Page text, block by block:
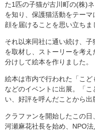
た1匹の子猫が古川町の(株)
を知り、保護猫活動をテー
顔を届けることを思い立ちま
それ以来同社に通い続け、
を取材し、ストーリーを考
分けして絵本を作りました。
絵本は市内で行われた「こど
などのイベントに出展。「
い、好評を呼んだことから出
クラファンを開始したこの
河瀬麻花社長を始め、NPO